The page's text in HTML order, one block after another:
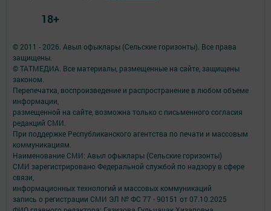
© 2011 - 2026. Авыл офыклары (Сельские горизонты). Все права
защищены.
© ТАТМЕДИА. Все материалы, размещенные на сайте, защищены
законом.
Перепечатка, воспроизведение и распространение в любом объеме
информации,
размещенной на сайте, возможна только с письменного согласия
редакций СМИ.
При поддержке Республиканского агентства по печати и массовым
коммуникациям.
Наименование СМИ: Авыл офыклары (Сельские горизонты)
СМИ зарегистрировано Федеральной службой по надзору в сфере
связи,
информационных технологий и массовых коммуникаций
запись о регистрации СМИ ЭЛ № ФС 77 - 90151 от 07.10.2025
18+